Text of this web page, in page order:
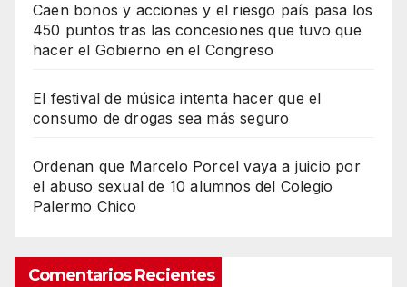
Caen bonos y acciones y el riesgo país pasa los
450 puntos tras las concesiones que tuvo que
hacer el Gobierno en el Congreso
El festival de música intenta hacer que el
consumo de drogas sea más seguro
Ordenan que Marcelo Porcel vaya a juicio por
el abuso sexual de 10 alumnos del Colegio
Palermo Chico
Comentarios Recientes